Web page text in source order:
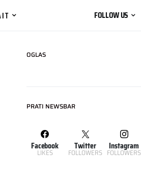
FOLLOW US
OGLAS
PRATI NEWSBAR
Facebook
LIKES
Twitter
FOLLOWERS
Instagram
FOLLOWERS